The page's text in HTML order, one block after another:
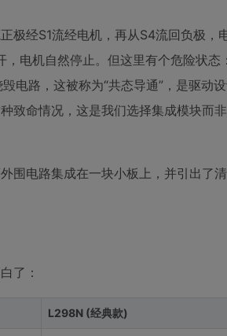
经S1流经电机，再从S4流回负极，
电机自然停止。但这里有个危险状态
电路，这被称为“共态导通”，是驱动
致命情况，这是我们选择集成模块而
围电路集成在一块小板上，并引出了
了：
L298N (经典款)